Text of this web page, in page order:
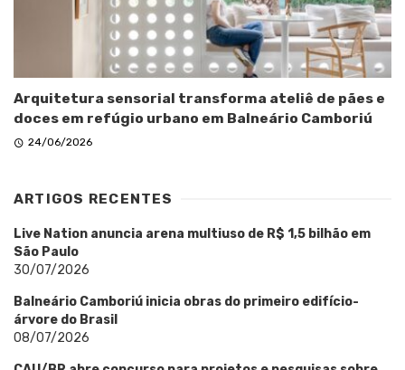
Arquitetura sensorial transforma ateliê de pães e
doces em refúgio urbano em Balneário Camboriú
24/06/2026
ARTIGOS RECENTES
Live Nation anuncia arena multiuso de R$ 1,5 bilhão em
São Paulo
30/07/2026
Balneário Camboriú inicia obras do primeiro edifício-
árvore do Brasil
08/07/2026